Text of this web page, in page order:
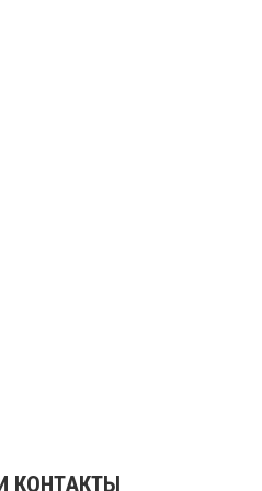
КОНТАКТЫ